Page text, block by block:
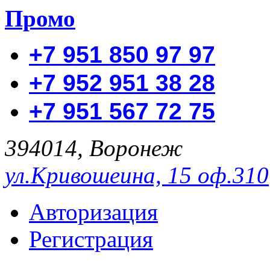
Промо
+7 951 850 97 97
+7 952 951 38 28
+7 951 567 72 75
394014, Воронеж
ул.Кривошеина, 15 оф.310
Авторизация
Регистрация